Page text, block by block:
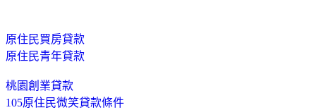
原住民買房貸款
原住民青年貸款
桃園創業貸款
105原住民微笑貸款條件